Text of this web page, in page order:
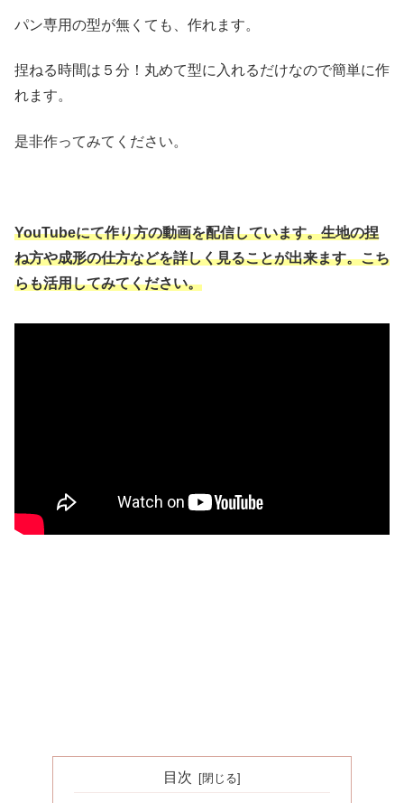
パン専用の型が無くても、作れます。
捏ねる時間は５分！丸めて型に入れるだけなので簡単に作
れます。
是非作ってみてください。
YouTubeにて作り方の動画を配信しています。生地の捏
ね方や成形の仕方などを詳しく見ることが出来ます。こち
らも活用してみてください。
目次